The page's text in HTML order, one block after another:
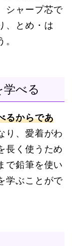
シャープ芯で
、とめ・は
学べる
るからであ
り、愛着がわ
長く使うため
で鉛筆を使い
学ぶことがで